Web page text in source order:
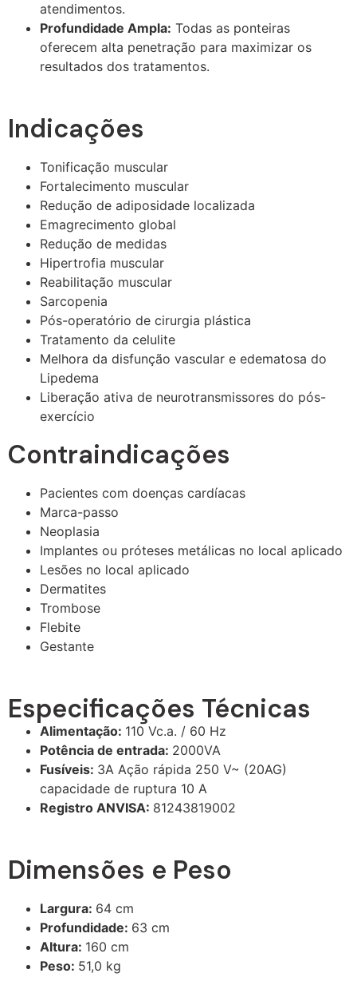
atendimentos.
Profundidade Ampla: Todas as ponteiras
oferecem alta penetração para maximizar os
resultados dos tratamentos.
Indicações
Tonificação muscular
Fortalecimento muscular
Redução de adiposidade localizada
Emagrecimento global
Redução de medidas
Hipertrofia muscular
Reabilitação muscular
Sarcopenia
Pós-operatório de cirurgia plástica
Tratamento da celulite
Melhora da disfunção vascular e edematosa do
Lipedema
Liberação ativa de neurotransmissores do pós-
exercício
Contraindicações
Pacientes com doenças cardíacas
Marca-passo
Neoplasia
Implantes ou próteses metálicas no local aplicado
Lesões no local aplicado
Dermatites
Trombose
Flebite
Gestante
Especificações Técnicas
Alimentação: 110 Vc.a. / 60 Hz
Potência de entrada: 2000VA
Fusíveis: 3A Ação rápida 250 V~ (20AG)
capacidade de ruptura 10 A
Registro ANVISA: 81243819002
Dimensões e Peso
Largura: 64 cm
Profundidade: 63 cm
Altura: 160 cm
Peso: 51,0 kg